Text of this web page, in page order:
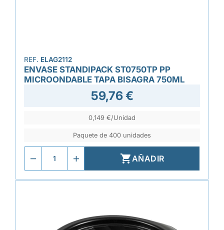
REF. ELAG2112
ENVASE STANDIPACK ST0750TP PP
MICROONDABLE TAPA BISAGRA 750ML
59,76 €
0,149 €/Unidad
Paquete de 400 unidades
AÑADIR